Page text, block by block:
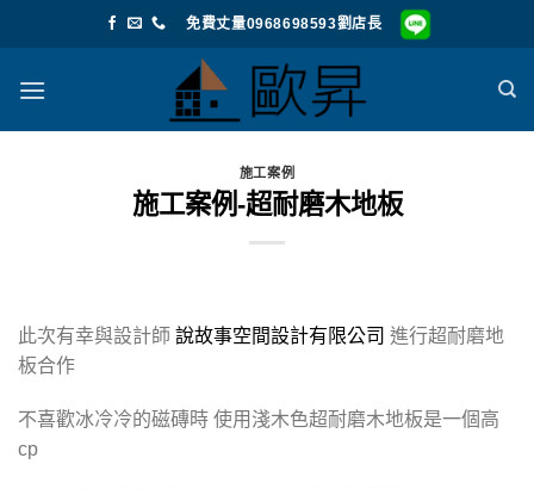
to
免費丈量0968698593劉店長
施工案例
施工案例-超耐磨木地板
此次有幸與設計師 說故事空間設計有限公司 進行超耐磨地
板合作
不喜歡冰冷冷的磁磚時 使用淺木色超耐磨木地板是一個高
cp